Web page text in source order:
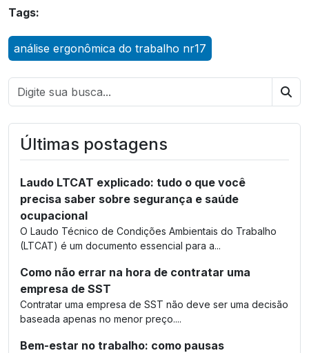
Tags:
análise ergonômica do trabalho nr17
Últimas postagens
Laudo LTCAT explicado: tudo o que você
precisa saber sobre segurança e saúde
ocupacional
O Laudo Técnico de Condições Ambientais do Trabalho
(LTCAT) é um documento essencial para a...
Como não errar na hora de contratar uma
empresa de SST
Contratar uma empresa de SST não deve ser uma decisão
baseada apenas no menor preço....
Bem-estar no trabalho: como pausas